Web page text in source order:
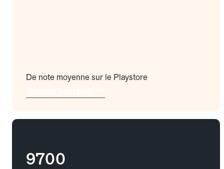
De note moyenne sur le Playstore
9700